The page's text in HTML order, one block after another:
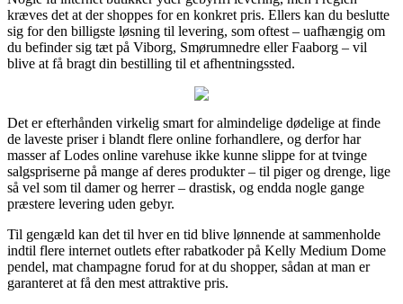
kræves det at der shoppes for en konkret pris. Ellers kan du beslutte
sig for den billigste løsning til levering, som oftest – uafhængig om
du befinder sig tæt på Viborg, Smørumnedre eller Faaborg – vil
blive at få bragt din bestilling til et afhentningssted.
Det er efterhånden virkelig smart for almindelige dødelige at finde
de laveste priser i blandt flere online forhandlere, og derfor har
masser af Lodes online varehuse ikke kunne slippe for at tvinge
salgspriserne på mange af deres produkter – til piger og drenge, lige
så vel som til damer og herrer – drastisk, og endda nogle gange
præstere levering uden gebyr.
Til gengæld kan det til hver en tid blive lønnende at sammenholde
indtil flere internet outlets efter rabatkoder på Kelly Medium Dome
pendel, mat champagne forud for at du shopper, sådan at man er
garanteret at få den mest attraktive pris.